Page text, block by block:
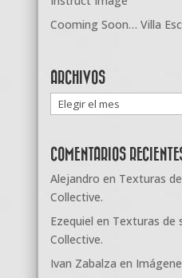
Cooming Soon… Villa
ARCHIVOS
Archivos
COMENTARIOS
Alejandro en Texturas
Collective.
Ezequiel en Texturas de
Collective.
Ivan Zabalza en